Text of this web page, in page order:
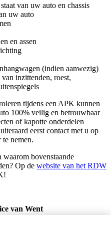
van uw auto en chassis
uw auto
en assen
(indien aanwezig)
inzittenden, roest,
tijdens een APK kunnen
100% veilig en betrouwbaar
of kapotte onderdelen
eerst contact met u op
te nemen.
bovenstaande
Op de website van het RDW
van Went